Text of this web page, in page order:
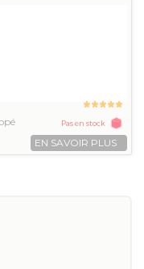
Pas en stock
EN SAVOIR PLUS